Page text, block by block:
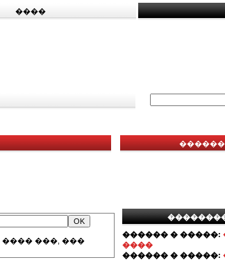
����
���, ���
������ � �����:
����
������ � �����: